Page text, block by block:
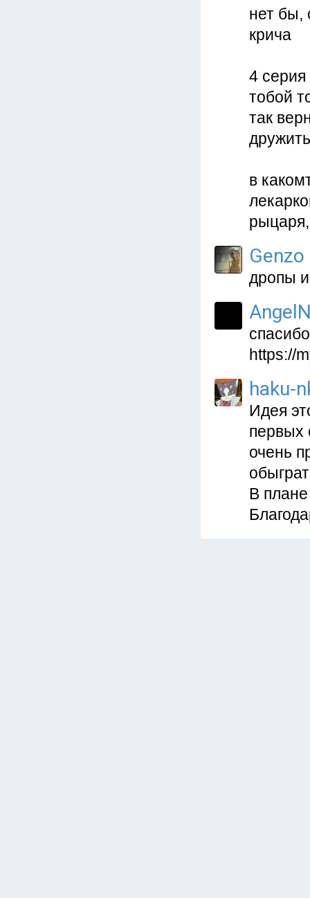
нет бы,
крича
4
тобой
так
в
Genzo
дропы
https://
haku-
Идея
первых
очень
В